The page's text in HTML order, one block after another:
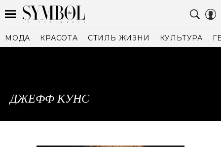
МОДА КРАСОТА СТИЛЬ ЖИЗНИ КУЛЬТУРА
ДЖЕФФ КУНС